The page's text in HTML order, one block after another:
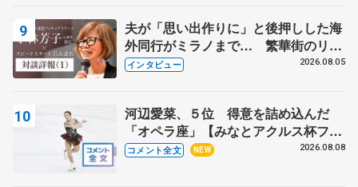
夫が「思い出作りに」と後押しした海
外同行がミラノまで… 繁華街のリン
クでは不良のお兄さんも味方に 小林
インタビュー 2026.08.05
河辺愛菜、５位 得意を詰め込んだ
「オペラ座」【みなとアクルス杯フリ
ー】
コメント全文 NEW 2026.08.08